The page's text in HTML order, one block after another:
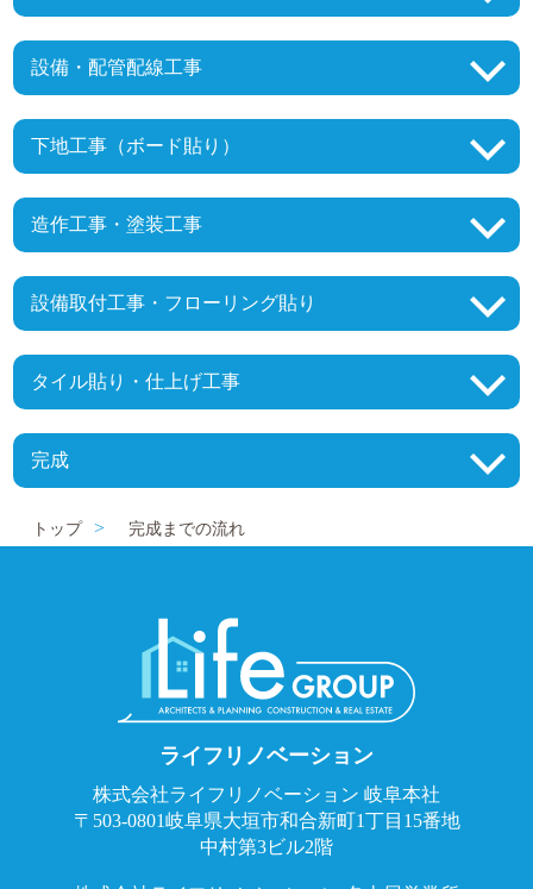
設備・配管配線工事
下地工事（ボード貼り）
造作工事・塗装工事
設備取付工事・フローリング貼り
タイル貼り・仕上げ工事
完成
トップ 完成までの流れ
ライフリノベーション
株式会社ライフリノベーション 岐阜本社
〒503-0801岐阜県大垣市和合新町1丁目15番地
中村第3ビル2階